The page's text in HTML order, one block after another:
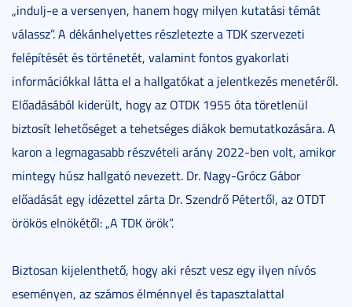
„indulj-e a versenyen, hanem hogy milyen kutatási témát
válassz”. A dékánhelyettes részletezte a TDK szervezeti
felépítését és történetét, valamint fontos gyakorlati
információkkal látta el a hallgatókat a jelentkezés menetéről.
Előadásából kiderült, hogy az OTDK 1955 óta töretlenül
biztosít lehetőséget a tehetséges diákok bemutatkozására. A
karon a legmagasabb részvételi arány 2022-ben volt, amikor
mintegy húsz hallgató nevezett. Dr. Nagy-Grócz Gábor
előadását egy idézettel zárta Dr. Szendrő Pétertől, az OTDT
örökös elnökétől: „A TDK örök”.
Biztosan kijelenthető, hogy aki részt vesz egy ilyen nívós
eseményen, az számos élménnyel és tapasztalattal